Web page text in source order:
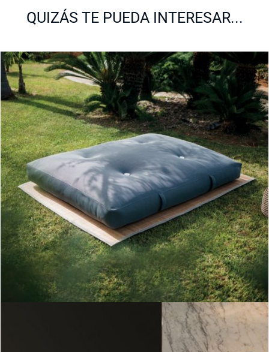
QUIZÁS TE PUEDA INTERESAR...
colchoneta bali